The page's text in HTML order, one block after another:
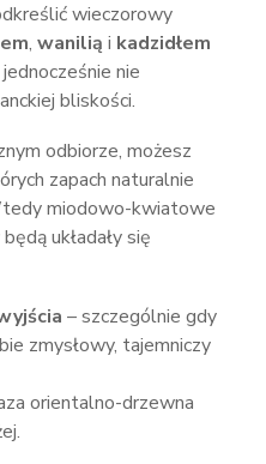
wieczorowy
, wanilią i kadzidłem
nie
bliskości.
odbiorze, możesz
zapach naturalnie
miodowo-kwiatowe
układały się
– szczególnie gdy
zmysłowy, tajemniczy
orientalno-drzewna